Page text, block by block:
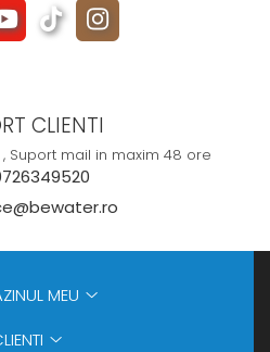
CLIENTI
Suport mail in maxim 48 ore
MEU